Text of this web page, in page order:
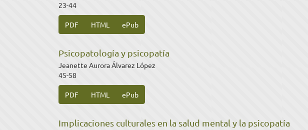
23-44
PDF HTML ePub
Psicopatología y psicopatía
Jeanette Aurora Álvarez López
45-58
PDF HTML ePub
Implicaciones culturales en la salud mental y la psicopatía